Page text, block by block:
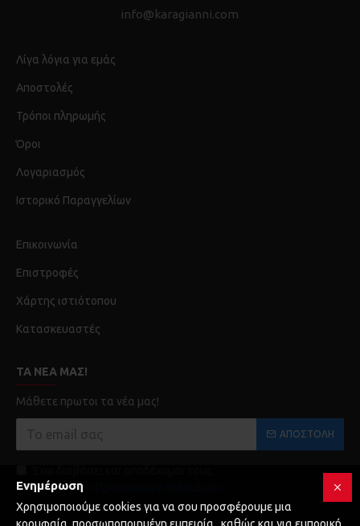
info@karagianni.com
Λίγα λόγια για εμάς
Αποστολές
Τρόποι πληρωμής
Όροι
Λογαριασμός
Ιστορικό Παραγγελίων
Επικοινωνία
Επιστροφές
Χάρτης ιστιότοπου
Κατασκευαστές
ΤΑ ΝΈΑ ΜΑΣ!
Μάθετε πρωτοι τα νέα μας!
ΑΠΟΣΤΟΛΉ
Προστασία Προσωπικών Δεδομένων
Ενημέρωση
Χρησιμοποιούμε cookies για να σου προσφέρουμε μια